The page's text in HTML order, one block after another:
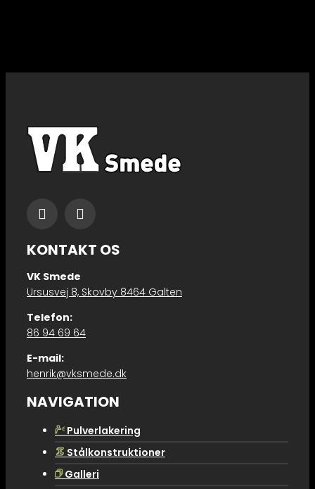
KONTAKT OS
​​VK Smede
Ursusvej 8, Skovby 8464 Galten
Telefon:
86 94 69 64
E-mail:
henrik@vksmede.dk
NAVIGATION
F Pulverlakering
M Stålkonstruktioner
EGalleri